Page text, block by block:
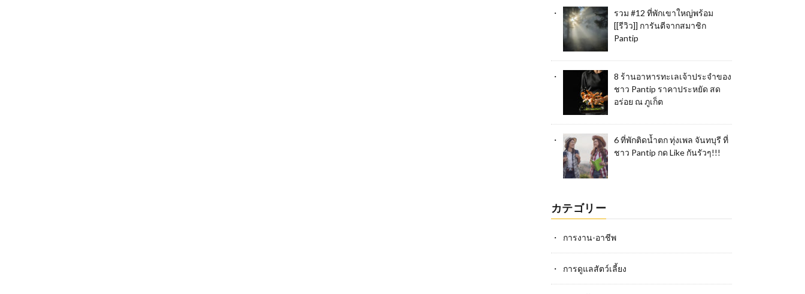
รวม #12 ที่พักเขาใหญ่พร้อม
[[รีวิว]] การันตีจากสมาชิก
Pantip
8 ร้านอาหารทะเลเจ้าประจำของ
ชาว Pantip ราคาประหยัด สด
อร่อย ณ ภูเก็ต
6 ที่พักติดน้ำตก ทุ่งเพล จันทบุรี ที่
ชาว Pantip กด Like กันรัวๆ!!!
カテゴリー
การงาน-อาชีพ
การดูแลสัตว์เลี้ยง